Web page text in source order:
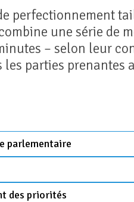
perfectionnement
une série de
– selon leur
parties
parlementaire
des priorités